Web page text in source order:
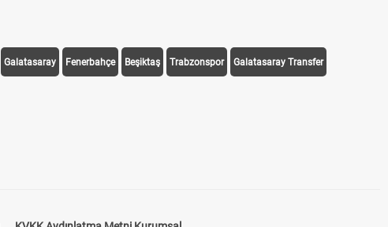
Galatasaray Fenerbahçe Beşiktaş Trabzonspor Galatasaray Transfer